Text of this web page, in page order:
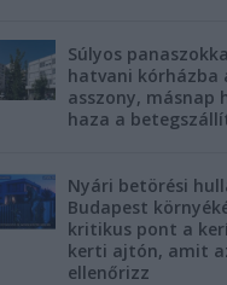
Súlyos
hatvani kórházba
asszony, másnap
haza a
Nyári betörési
Budapest
kritikus pont a
kerti ajtón, amit
ellenőrizz